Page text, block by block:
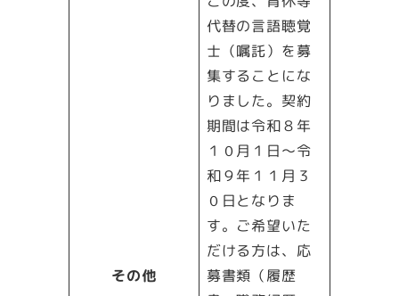
その他
代替の言語聴覚
士（嘱託）を募
集することにな
りました。契約
期間は令和８年
１０月１日～令
和９年１１月３
０日となりま
す。ご希望いた
だける方は、応
募書類（履歴